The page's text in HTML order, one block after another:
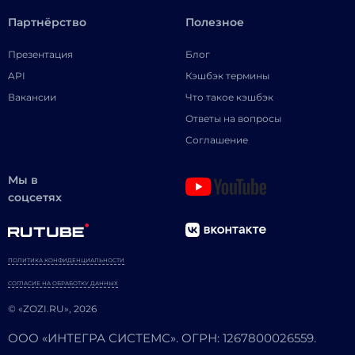
Партнёрство
Презентация
API
Вакансии
Полезное
Блог
Кэшбэк термины
Что такое кэшбэк
Ответы на вопросы
Соглашение
Мы в
соцсетях
© «ZOZI.RU», 2026
ПОЛИТИКА КОНФИДЕНЦИАЛЬНОСТИ
СОГЛАСИЕ НА ОБРАБОТКУ ДАННЫХ
ООО «ИНТЕГРА СИСТЕМС». ОГРН: 1267800026559.